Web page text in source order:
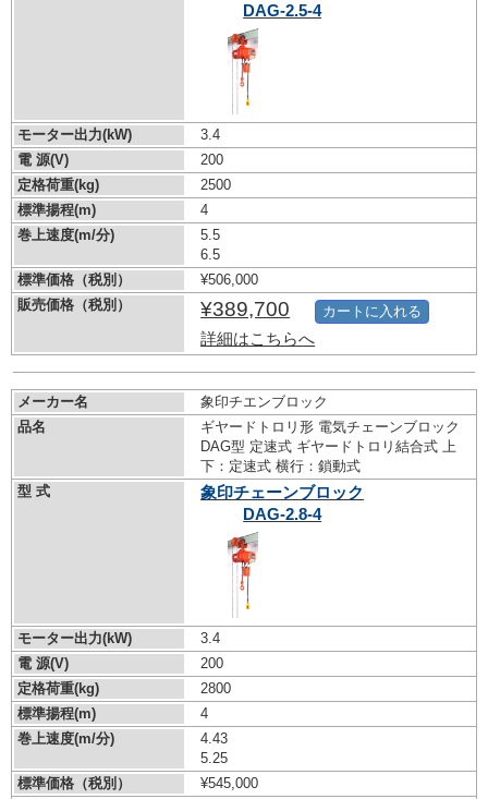
DAG-2.5-4
モーター出力(kW)
3.4
電 源(V)
200
定格荷重(kg)
2500
標準揚程(m)
4
巻上速度(m/分)
5.5
6.5
標準価格（税別）
¥506,000
販売価格（税別）
¥389,700
詳細はこちらへ
カートに入れる
メーカー名
象印チエンブロック
品名
ギヤードトロリ形 電気チェーンブロック
DAG型 定速式 ギヤードトロリ結合式 上
下：定速式 横行：鎖動式
型 式
象印チェーンブロック
DAG-2.8-4
モーター出力(kW)
3.4
電 源(V)
200
定格荷重(kg)
2800
標準揚程(m)
4
巻上速度(m/分)
4.43
5.25
標準価格（税別）
¥545,000